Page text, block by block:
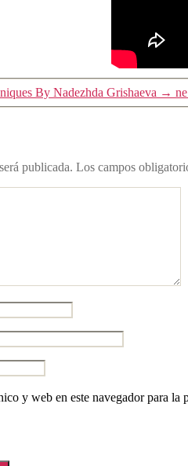
By Nadezhda Grishaeva →
publicada. Los campos
y web en este navegador para la